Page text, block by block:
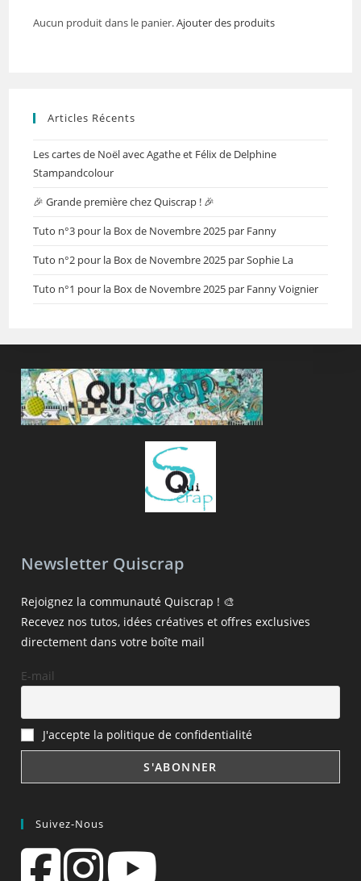
Aucun produit dans le panier.Ajouter des produits
Articles Récents
Les cartes de Noël avec Agathe et Félix de Delphine
Stampandcolour
🎉 Grande première chez Quiscrap ! 🎉
Tuto n°3 pour la Box de Novembre 2025 par Fanny
Tuto n°2 pour la Box de Novembre 2025 par Sophie La
Tuto n°1 pour la Box de Novembre 2025 par Fanny Voignier
Newsletter Quiscrap
Rejoignez la communauté Quiscrap ! 🎨
Recevez nos tutos, idées créatives et offres exclusives
directement dans votre boîte mail
E-mail
J'accepte la politique de confidentialité
Suivez-Nous